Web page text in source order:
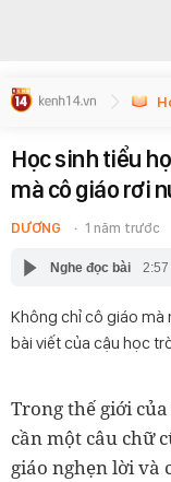
Học sinh tiểu
mà cô giáo rơi
DƯƠNG 1 năm trước
Nghe đọc bài 2:57
Không chỉ cô giáo
bài viết của cậu học
Trong thế giới
cần một câu chữ
giáo nghẹn lời và